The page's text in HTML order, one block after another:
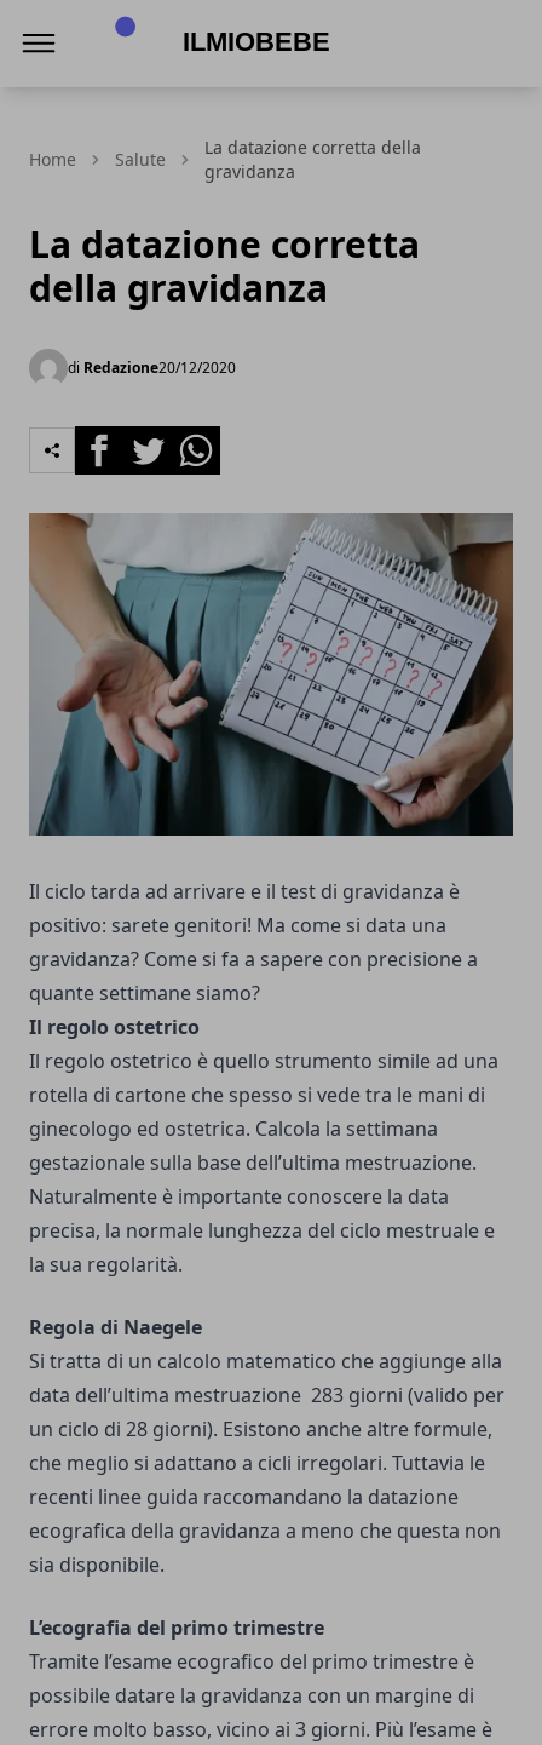
Home Salute
La datazione corretta della
gravidanza
La datazione corretta
della gravidanza
di Redazione20/12/2020
FacebookTwitterWhatsapp
Il ciclo tarda ad arrivare e il test di gravidanza è
positivo: sarete genitori! Ma come si data una
gravidanza? Come si fa a sapere con precisione a
quante settimane siamo?
Il regolo ostetrico
Il regolo ostetrico è quello strumento simile ad una
rotella di cartone che spesso si vede tra le mani di
ginecologo ed ostetrica. Calcola la settimana
gestazionale sulla base dell’ultima mestruazione.
Naturalmente è importante conoscere la data
precisa, la normale lunghezza del ciclo mestruale e
la sua regolarità.
Regola di Naegele
Si tratta di un calcolo matematico che aggiunge alla
data dell’ultima mestruazione 283 giorni (valido per
un ciclo di 28 giorni). Esistono anche altre formule,
che meglio si adattano a cicli irregolari. Tuttavia le
recenti linee guida raccomandano la datazione
ecografica della gravidanza a meno che questa non
sia disponibile.
L’ecografia del primo trimestre
Tramite l’esame ecografico del primo trimestre è
possibile datare la gravidanza con un margine di
errore molto basso, vicino ai 3 giorni. Più l’esame è